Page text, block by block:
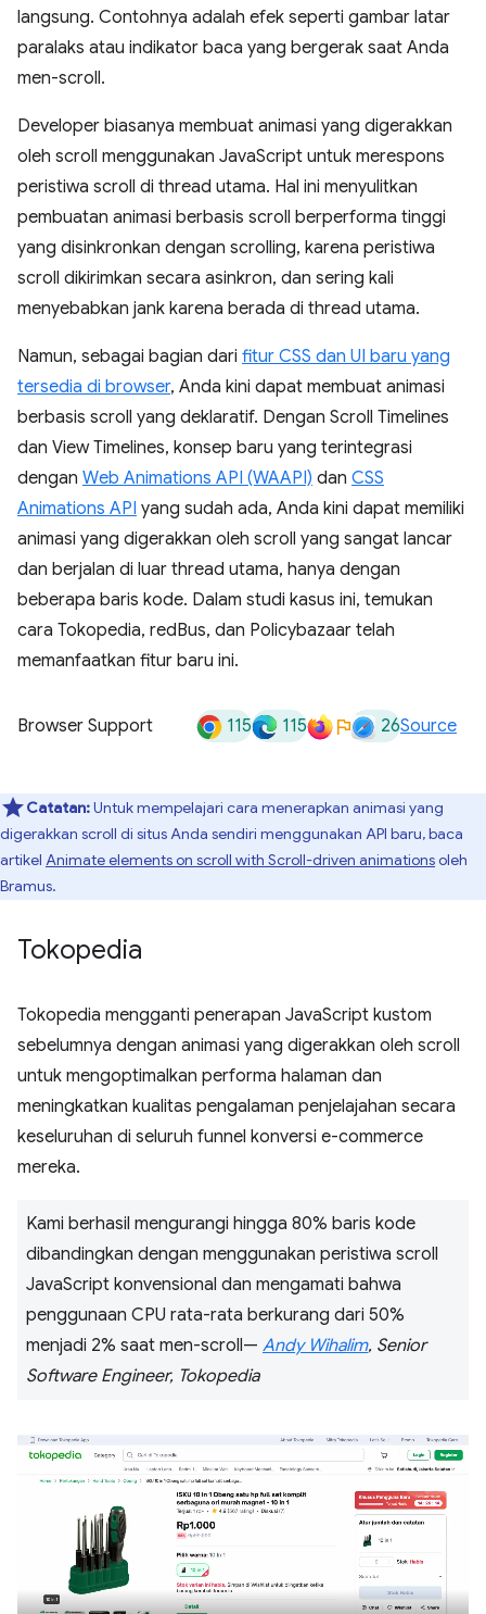
langsung. Contohnya adalah efek seperti gambar latar
paralaks atau indikator baca yang bergerak saat Anda
men-scroll.
Developer biasanya membuat animasi yang digerakkan
oleh scroll menggunakan JavaScript untuk merespons
peristiwa scroll di thread utama. Hal ini menyulitkan
pembuatan animasi berbasis scroll berperforma tinggi
yang disinkronkan dengan scrolling, karena peristiwa
scroll dikirimkan secara asinkron, dan sering kali
menyebabkan jank karena berada di thread utama.
Namun, sebagai bagian dari fitur CSS dan UI baru yang
tersedia di browser, Anda kini dapat membuat animasi
berbasis scroll yang deklaratif. Dengan Scroll Timelines
dan View Timelines, konsep baru yang terintegrasi
dengan Web Animations API (WAAPI) dan CSS
Animations API yang sudah ada, Anda kini dapat memiliki
animasi yang digerakkan oleh scroll yang sangat lancar
dan berjalan di luar thread utama, hanya dengan
beberapa baris kode. Dalam studi kasus ini, temukan
cara Tokopedia, redBus, dan Policybazaar telah
memanfaatkan fitur baru ini.
Browser Support 115 115 26Source
Catatan:Untuk mempelajari cara menerapkan animasi yang
digerakkan scroll di situs Anda sendiri menggunakan API baru, baca
artikel Animate elements on scroll with Scroll-driven animationsoleh
Bramus.
Tokopedia
Tokopedia mengganti penerapan JavaScript kustom
sebelumnya dengan animasi yang digerakkan oleh scroll
untuk mengoptimalkan performa halaman dan
meningkatkan kualitas pengalaman penjelajahan secara
keseluruhan di seluruh funnel konversi e-commerce
mereka.
Kami berhasil mengurangi hingga 80% baris kode
dibandingkan dengan menggunakan peristiwa scroll
JavaScript konvensional dan mengamati bahwa
penggunaan CPU rata-rata berkurang dari 50%
menjadi 2% saat men-scroll— Andy Wihalim, Senior
Software Engineer, Tokopedia